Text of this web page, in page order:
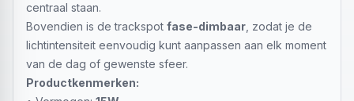
centraal staan.
Bovendien is de trackspot fase-dimbaar , zodat je de
lichtintensiteit eenvoudig kunt aanpassen aan elk moment
van de dag of gewenste sfeer.
Productkenmerken: